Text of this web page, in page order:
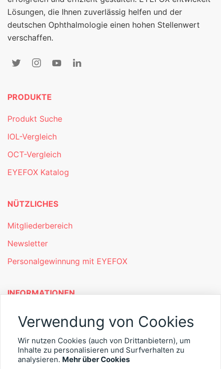
Lösungen, die Ihnen zuverlässig helfen und der
deutschen Ophthalmologie einen hohen Stellenwert
verschaffen.
PRODUKTE
Produkt Suche
IOL-Vergleich
OCT-Vergleich
EYEFOX Katalog
NÜTZLICHES
Mitgliederbereich
Newsletter
Personalgewinnung mit EYEFOX
INFORMATIONEN
Was ist EYEFOX – Ihre Möglichkeiten
Kontakt
Verwendung von Cookies
Wir nutzen Cookies (auch von Drittanbietern), um
Inhalte zu personalisieren und Surfverhalten zu
analysieren. Mehr über Cookies